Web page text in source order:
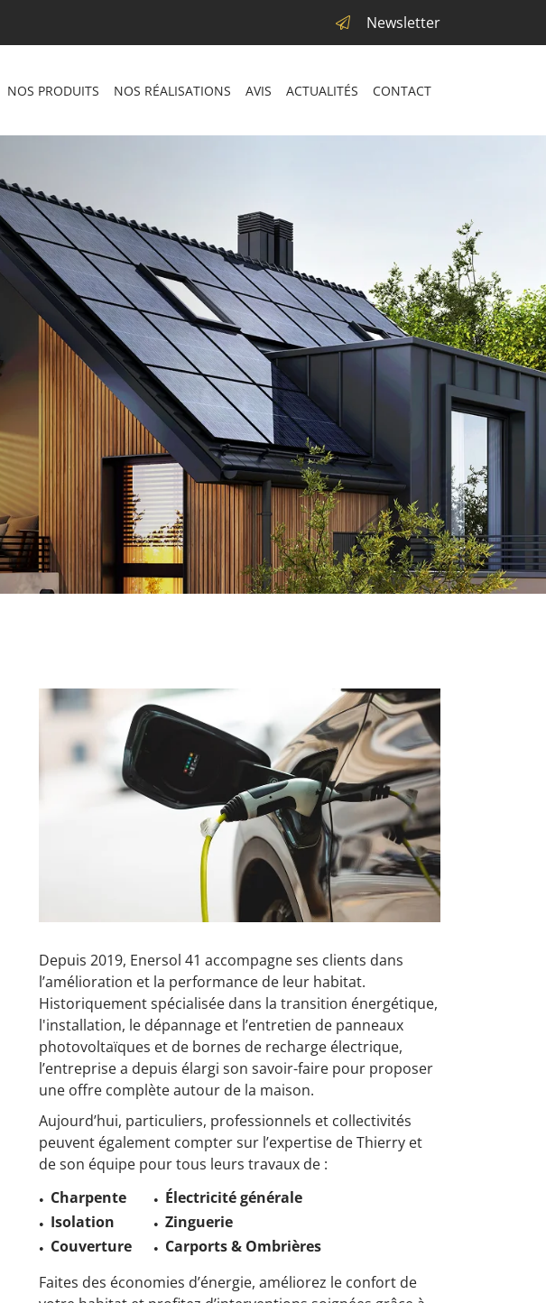
Newsletter
NOS PRODUITS NOS RÉALISATIONS AVIS ACTUALITÉS CONTACT
Depuis 2019, Enersol 41 accompagne ses clients dans
l’amélioration et la performance de leur habitat.
Historiquement spécialisée dans la transition énergétique,
l'installation, le dépannage et l’entretien de panneaux
photovoltaïques et de bornes de recharge électrique,
l’entreprise a depuis élargi son savoir-faire pour proposer
une offre complète autour de la maison.
Aujourd’hui, particuliers, professionnels et collectivités
peuvent également compter sur l’expertise de Thierry et
de son équipe pour tous leurs travaux de :
Charpente
Électricité générale
Isolation
Zinguerie
Couverture
Carports & Ombrières
Faites des économies d’énergie, améliorez le confort de